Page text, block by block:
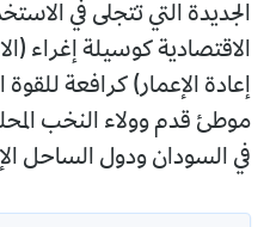
الجديدة التي تتجلى في
الاقتصادية كوسيلة إغراء
إعادة الإعمار) كرافعة
موطئ قدم وولاء النخب
في السودان ودول الساحل